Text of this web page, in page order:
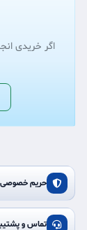
اگر خریدی
حریم خصوصی
تماس و